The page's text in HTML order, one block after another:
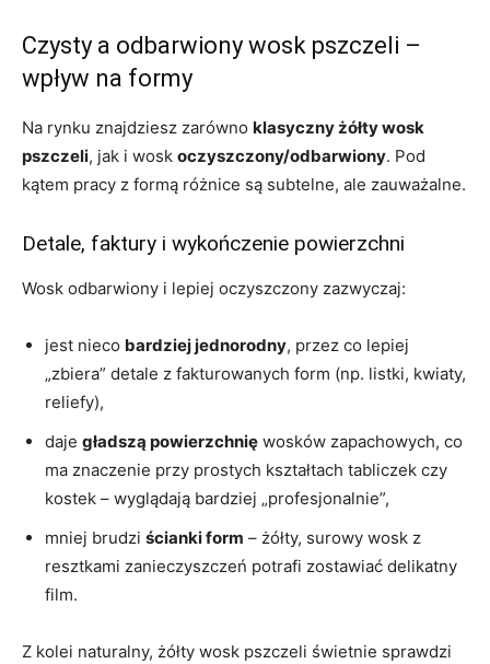
Czysty a odbarwiony wosk pszczeli –
wpływ na formy
Na rynku znajdziesz zarówno klasyczny żółty wosk
pszczeli, jak i wosk oczyszczony/odbarwiony. Pod
kątem pracy z formą różnice są subtelne, ale zauważalne.
Detale, faktury i wykończenie powierzchni
Wosk odbarwiony i lepiej oczyszczony zazwyczaj:
jest nieco bardziej jednorodny, przez co lepiej
„zbiera” detale z fakturowanych form (np. listki, kwiaty,
reliefy),
daje gładszą powierzchnię wosków zapachowych, co
ma znaczenie przy prostych kształtach tabliczek czy
kostek – wyglądają bardziej „profesjonalnie”,
mniej brudzi ścianki form – żółty, surowy wosk z
resztkami zanieczyszczeń potrafi zostawiać delikatny
film.
Z kolei naturalny, żółty wosk pszczeli świetnie sprawdzi